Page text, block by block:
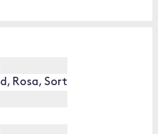
Rosa, Sort